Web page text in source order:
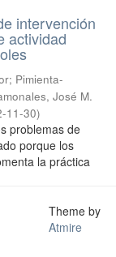
intervención
actividad
; Pimienta-
José M.
11-30)
problemas de
porque los
la práctica
Theme by
Atmire